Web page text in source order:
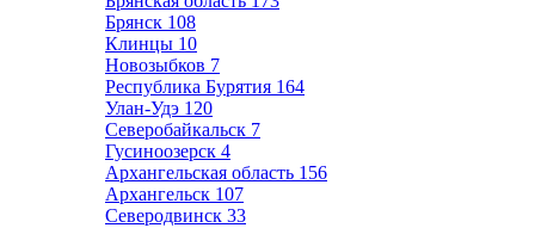
Брянск 108
Клинцы 10
Новозыбков 7
Республика Бурятия 164
Улан-Удэ 120
Северобайкальск 7
Гусиноозерск 4
Архангельская область 156
Архангельск 107
Северодвинск 33